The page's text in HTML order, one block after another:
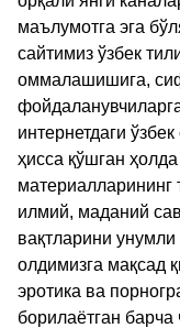
маълумотга эга
сайтимиз ўзбек
оммалашишига,
интернетдаги
ҳисса қўшган
илмий, маданий
вақтларини
олдимизга мақсад
эротика ва
борилаётган барча